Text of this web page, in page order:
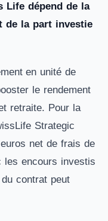
Life dépend de la
de la part investie
en unité de
le rendement
retraite. Pour la
Strategic
net de frais de
les encours investis
contrat peut